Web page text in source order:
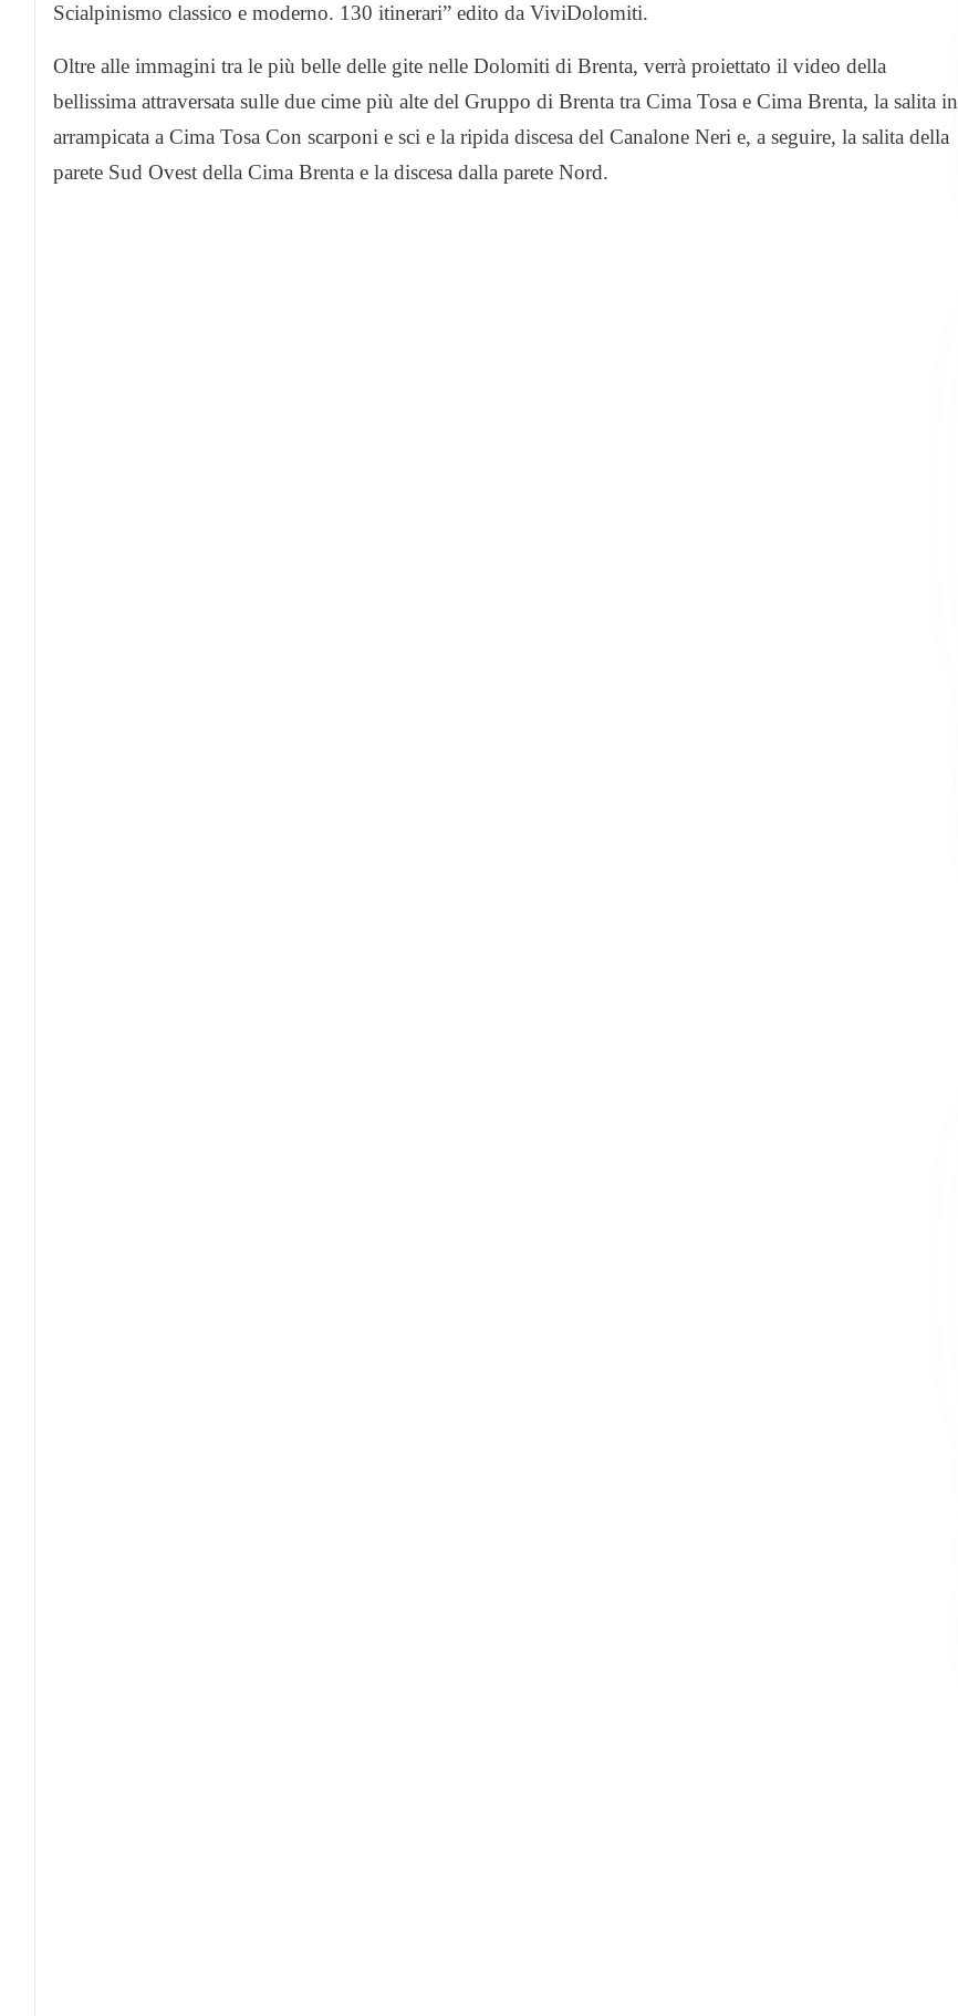
Scialpinismo classico e moderno. 130 itinerari” edito da ViviDolomiti.
Oltre alle immagini tra le più belle delle gite nelle Dolomiti di Brenta, verrà proiettato il video della
bellissima attraversata sulle due cime più alte del Gruppo di Brenta tra Cima Tosa e Cima Brenta, la salita in
arrampicata a Cima Tosa Con scarponi e sci e la ripida discesa del Canalone Neri e, a seguire, la salita della
parete Sud Ovest della Cima Brenta e la discesa dalla parete Nord.